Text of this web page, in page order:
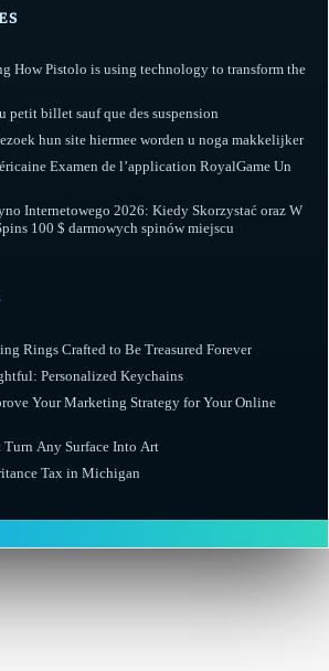
How Pistolo is using technology to transform the
petit billet sauf que des suspension
hun site hiermee worden u noga makkelijker
Examen de l’application RoyalGame Un
Internetowego 2026: Kiedy Skorzystać oraz W
miejscu
Rings Crafted to Be Treasured Forever
Personalized Keychains
Your Marketing Strategy for Your Online
Turn Any Surface Into Art
Tax in Michigan